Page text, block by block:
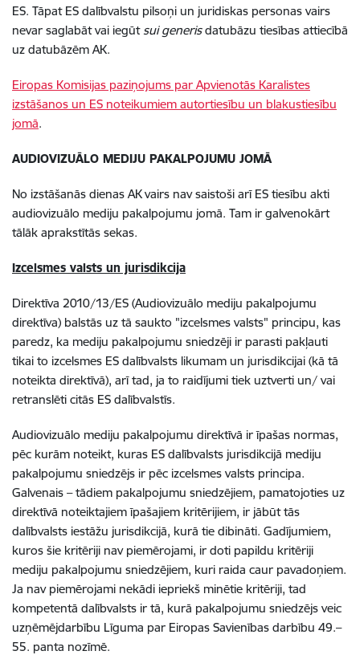
ES. Tāpat ES dalībvalstu pilsoņi un juridiskas personas vairs
nevar saglabāt vai iegūtsui generisdatubāzu tiesības attiecībā
uz datubāzēm AK.
Eiropas Komisijas paziņojums par Apvienotās Karalistes
izstāšanos un ES noteikumiem autortiesību un blakustiesību
jomā.
AUDIOVIZUĀLO MEDIJU PAKALPOJUMU JOMĀ
No izstāšanās dienas AK vairs nav saistoši arī ES tiesību akti
audiovizuālo mediju pakalpojumu jomā. Tam ir galvenokārt
tālāk aprakstītās sekas.
Izcelsmes valsts un jurisdikcija
Direktīva 2010/13/ES (Audiovizuālo mediju pakalpojumu
direktīva) balstās uz tā saukto "izcelsmes valsts" principu, kas
paredz, ka mediju pakalpojumu sniedzēji ir parasti pakļauti
tikai to izcelsmes ES dalībvalsts likumam un jurisdikcijai (kā tā
noteikta direktīvā), arī tad, ja to raidījumi tiek uztverti un/ vai
retranslēti citās ES dalībvalstīs.
Audiovizuālo mediju pakalpojumu direktīvā ir īpašas normas,
pēc kurām noteikt, kuras ES dalībvalsts jurisdikcijā mediju
pakalpojumu sniedzējs ir pēc izcelsmes valsts principa.
Galvenais – tādiem pakalpojumu sniedzējiem, pamatojoties uz
direktīvā noteiktajiem īpašajiem kritērijiem, ir jābūt tās
dalībvalsts iestāžu jurisdikcijā, kurā tie dibināti. Gadījumiem,
kuros šie kritēriji nav piemērojami, ir doti papildu kritēriji
mediju pakalpojumu sniedzējiem, kuri raida caur pavadoņiem.
Ja nav piemērojami nekādi iepriekš minētie kritēriji, tad
kompetentā dalībvalsts ir tā, kurā pakalpojumu sniedzējs veic
uzņēmējdarbību Līguma par Eiropas Savienības darbību 49.–
55. panta nozīmē.